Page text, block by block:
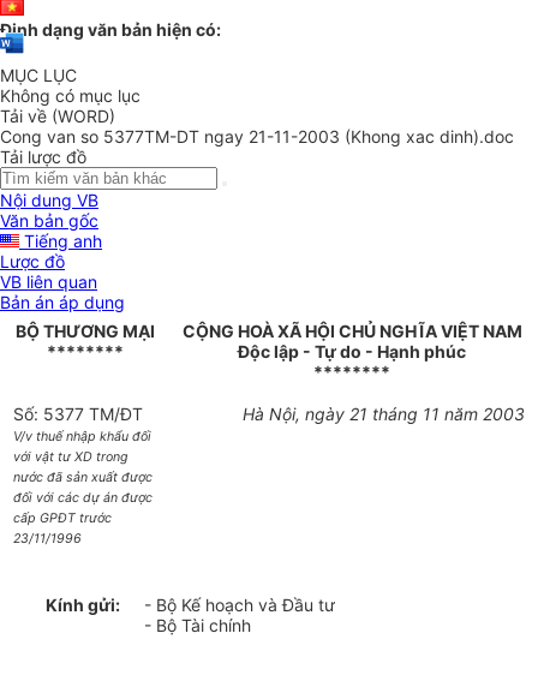
Định dạng văn bản hiện có:
MỤC LỤC
Không có mục lục
Tải về (WORD)
Cong van so 5377TM-DT ngay 21-11-2003 (Khong xac dinh).doc
Tải lược đồ
Nội dung VB
Văn bản gốc
Tiếng anh
Lược đồ
VB liên quan
Bản án áp dụng
BỘ THƯƠNG MẠI
********
CỘNG HOÀ XÃ HỘI CHỦ NGHĨA VIỆT NAM
Độc lập - Tự do - Hạnh phúc
********
Số: 5377 TM/ĐT
V/v thuế nhập khẩu đối
với vật tư XD trong
nước đã sản xuất được
đối với các dự án được
cấp GPĐT trước
23/11/1996
Hà Nội, ngày 21 tháng 11 năm 2003
Kính gửi:
- Bộ Kế hoạch và Đầu tư
- Bộ Tài chính